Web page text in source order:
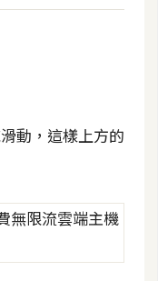
動，這樣上方的